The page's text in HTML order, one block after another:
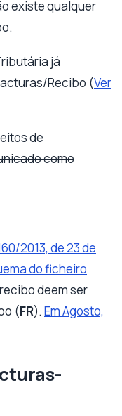
existe qualquer
já
Recibo (Ver
de
como
2013, de 23 de
do ficheiro
deem ser
(FR). Em Agosto,